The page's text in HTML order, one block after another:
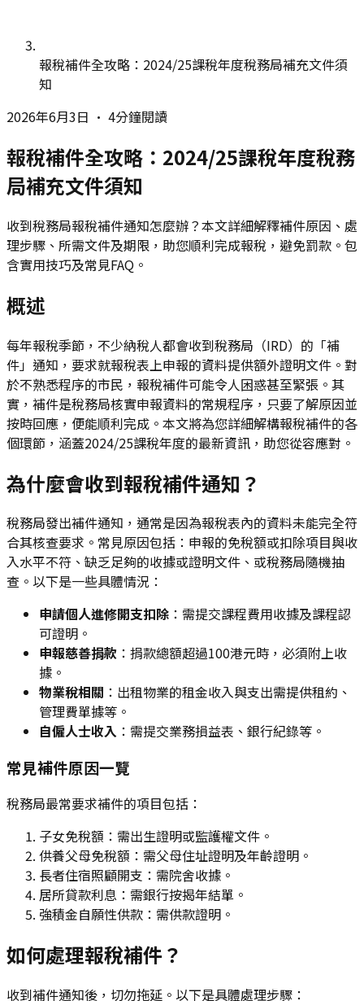
報稅補件全攻略：2024/25課稅年度稅務局補充文件須
知
2026年6月3日 • 4分鐘閱讀
報稅補件全攻略：2024/25課稅年度稅務
局補充文件須知
收到稅務局報稅補件通知怎麼辦？本文詳細解釋補件原因、處
理步驟、所需文件及期限，助您順利完成報稅，避免罰款。包
含實用技巧及常見FAQ。
概述
每年報稅季節，不少納稅人都會收到稅務局（IRD）的「補
件」通知，要求就報稅表上申報的資料提供額外證明文件。對
於不熟悉程序的市民，報稅補件可能令人困惑甚至緊張。其
實，補件是稅務局核實申報資料的常規程序，只要了解原因並
按時回應，便能順利完成。本文將為您詳細解構報稅補件的各
個環節，涵蓋2024/25課稅年度的最新資訊，助您從容應對。
為什麼會收到報稅補件通知？
稅務局發出補件通知，通常是因為報稅表內的資料未能完全符
合其核查要求。常見原因包括：申報的免稅額或扣除項目與收
入水平不符、缺乏足夠的收據或證明文件、或稅務局隨機抽
查。以下是一些具體情況：
申請個人進修開支扣除 ：需提交課程費用收據及課程認
可證明。
申報慈善捐款 ：捐款總額超過100港元時，必須附上收
據。
物業稅相關 ：出租物業的租金收入與支出需提供租約、
管理費單據等。
自僱人士收入 ：需提交業務損益表、銀行紀錄等。
常見補件原因一覽
稅務局最常要求補件的項目包括：
子女免稅額：需出生證明或監護權文件。
供養父母免稅額：需父母住址證明及年齡證明。
長者住宿照顧開支：需院舍收據。
居所貸款利息：需銀行按揭年結單。
強積金自願性供款：需供款證明。
如何處理報稅補件？
收到補件通知後，切勿拖延。以下是具體處理步驟：